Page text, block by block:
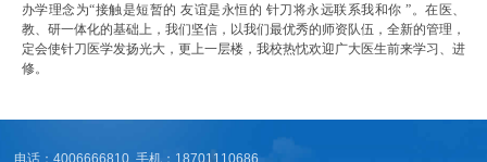
办学理念为“接触是短暂的 友谊是永恒的 针刀将永远联系我和你 ” 。在医、
教、研一体化的基础上，我们坚信，以我们最优秀的师资队伍，全新的管理，
定会使针刀医学发扬光大，更上一层楼，我校热忱欢迎广大医生前来学习、进
修。